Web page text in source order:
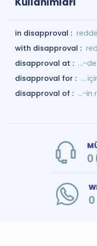
in disapproval :
with disapproval :
disapproval at : ...-
disapproval for : ...
disapproval of : ...-in
0